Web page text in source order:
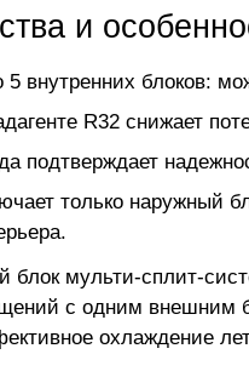
и
5 внутренних блоков:
R32 снижает
подтверждает
только наружный
блок мульти-сплит-
с одним внешним
охлаждение